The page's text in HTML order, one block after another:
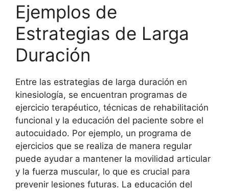
Ejemplos de
Estrategias de Larga
Duración
Entre las estrategias de larga duración en
kinesiología, se encuentran programas de
ejercicio terapéutico, técnicas de rehabilitación
funcional y la educación del paciente sobre el
autocuidado. Por ejemplo, un programa de
ejercicios que se realiza de manera regular
puede ayudar a mantener la movilidad articular
y la fuerza muscular, lo que es crucial para
prevenir lesiones futuras. La educación del